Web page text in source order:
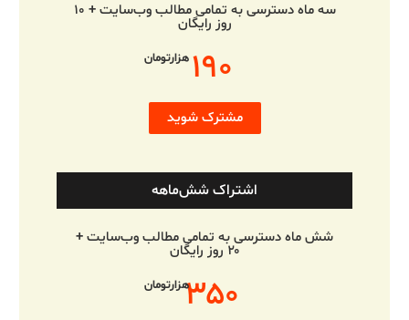
سه ماه دسترسی به تمامی مطالب وب‌سایت + ۱۰
روز رایگان
۱۹۰ هزارتومان
مشترک شوید
اشتراک شش‌ماهه
شش ماه دسترسی به تمامی مطالب وب‌سایت +
۲۰ روز رایگان
۳۵۰هزارتومان